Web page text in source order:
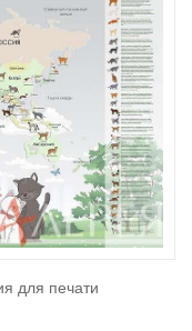
для печати